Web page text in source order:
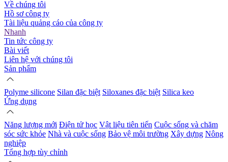
Về chúng tôi
Hồ sơ công ty
Tài liệu quảng cáo của công ty
Nhanh
Tin tức công ty
Bài viết
Liên hệ với chúng tôi
Sản phẩm
Polyme silicone Silan đặc biệt Siloxanes đặc biệt Silica keo
Ứng dụng
Năng lượng mới Điện tử học Vật liệu tiên tiến Cuộc sống và chăm
sóc sức khỏe Nhà và cuộc sống Bảo vệ môi trường Xây dựng Nông
nghiệp
Tổng hợp tùy chỉnh